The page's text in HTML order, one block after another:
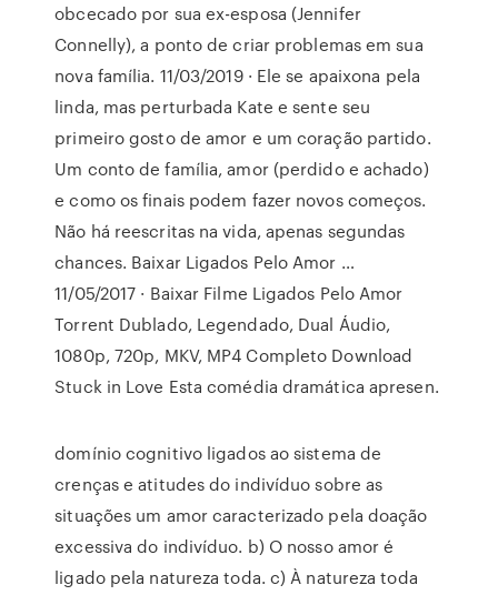
obcecado por sua ex-esposa (Jennifer
Connelly), a ponto de criar problemas em sua
nova família. 11/03/2019 · Ele se apaixona pela
linda, mas perturbada Kate e sente seu
primeiro gosto de amor e um coração partido.
Um conto de família, amor (perdido e achado)
e como os finais podem fazer novos começos.
Não há reescritas na vida, apenas segundas
chances. Baixar Ligados Pelo Amor …
11/05/2017 · Baixar Filme Ligados Pelo Amor
Torrent Dublado, Legendado, Dual Áudio,
1080p, 720p, MKV, MP4 Completo Download
Stuck in Love Esta comédia dramática apresen.
domínio cognitivo ligados ao sistema de
crenças e atitudes do indivíduo sobre as
situações um amor caracterizado pela doação
excessiva do indivíduo. b) O nosso amor é
ligado pela natureza toda. c) À natureza toda